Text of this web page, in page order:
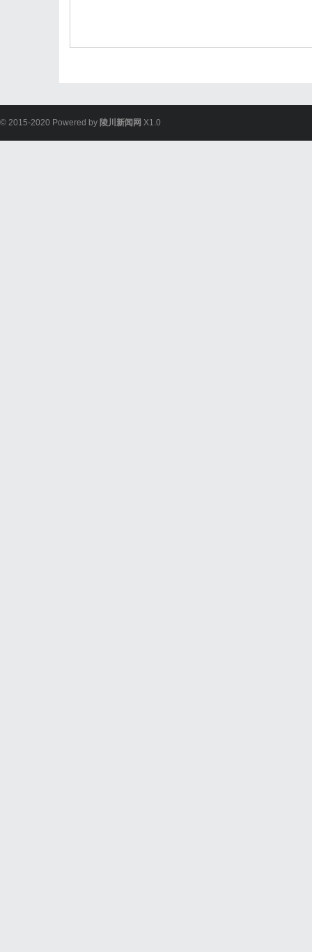
© 2015-2020 Powered by 陵川新闻网 X1.0